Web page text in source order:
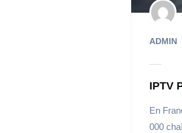
ADMIN
IPTV
En
000